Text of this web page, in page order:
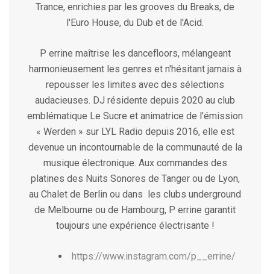
Trance, enrichies par les grooves du Breaks, de
l'Euro House, du Dub et de l'Acid.
P errine maîtrise les dancefloors, mélangeant
harmonieusement les genres et n'hésitant jamais à
repousser les limites avec des sélections
audacieuses. DJ résidente depuis 2020 au club
emblématique Le Sucre et animatrice de l'émission
« Werden » sur LYL Radio depuis 2016, elle est
devenue un incontournable de la communauté de la
musique électronique. Aux commandes des
platines des Nuits Sonores de Tanger ou de Lyon,
au Chalet de Berlin ou dans les clubs underground
de Melbourne ou de Hambourg, P errine garantit
toujours une expérience électrisante !
https://www.instagram.com/p__errine/